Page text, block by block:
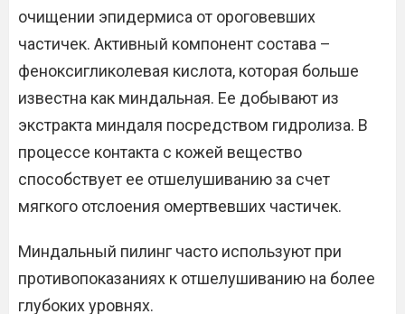
очищении эпидермиса от ороговевших
частичек. Активный компонент состава –
феноксигликолевая кислота, которая больше
известна как миндальная. Ее добывают из
экстракта миндаля посредством гидролиза. В
процессе контакта с кожей вещество
способствует ее отшелушиванию за счет
мягкого отслоения омертвевших частичек.
Миндальный пилинг часто используют при
противопоказаниях к отшелушиванию на более
глубоких уровнях.